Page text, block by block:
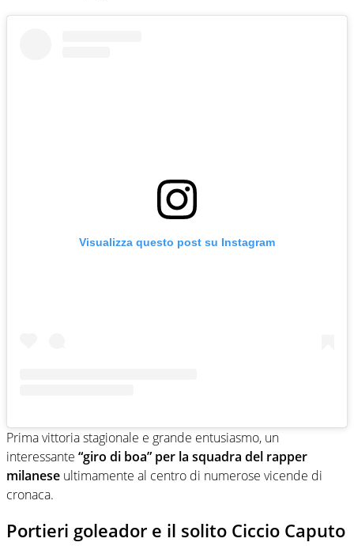
Visualizza questo post su Instagram
Prima vittoria stagionale e grande entusiasmo, un
interessante “giro di boa” per la squadra del rapper
milanese ultimamente al centro di numerose vicende di
cronaca.
Portieri goleador e il solito Ciccio Caputo